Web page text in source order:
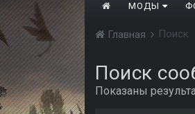
МОДЫ
Главная Поиск
Поиск
Показаны